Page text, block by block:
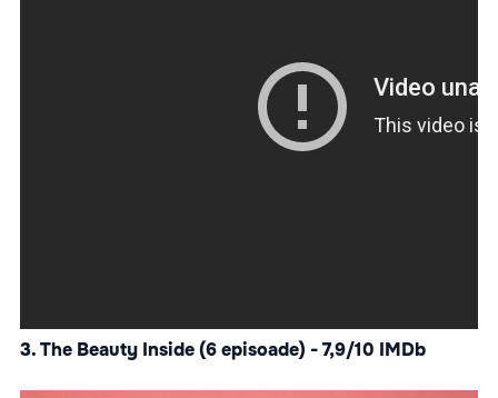
3. The Beauty Inside (6 episoade) - 7,9/10 IMDb